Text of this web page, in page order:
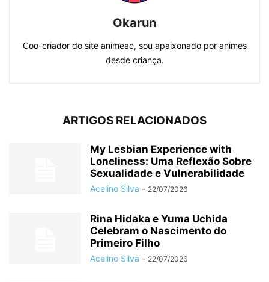
Okarun
Coo-criador do site animeac, sou apaixonado por animes
desde criança.
ARTIGOS RELACIONADOS
My Lesbian Experience with
Loneliness: Uma Reflexão Sobre
Sexualidade e Vulnerabilidade
Acelino Silva - 22/07/2026
Rina Hidaka e Yuma Uchida
Celebram o Nascimento do
Primeiro Filho
Acelino Silva - 22/07/2026